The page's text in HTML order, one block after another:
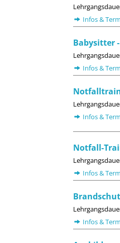
Infos &
Babysitter
Infos &
Infos &
Notfall-
Infos &
Infos &